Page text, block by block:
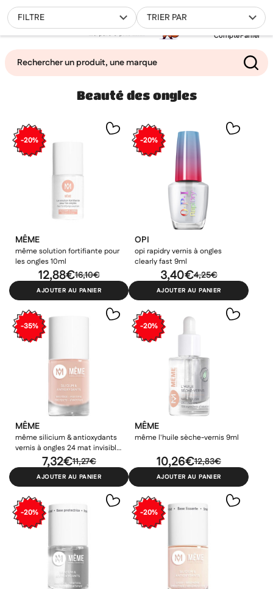
Compte
0
Panier
Filtrer
TRIER PAR
FILTRE
Beauté des ongles
-20%
MÊME
même solution fortifiante pour
les ongles 10ml
16,10€
12,88€
AJOUTER AU PANIER
-20%
OPI
opi rapidry vernis à ongles
clearly fast 9ml
4,25€
3,40€
AJOUTER AU PANIER
-35%
MÊME
même silicium & antioxydants
vernis à ongles 24 mat invisible
11,27€
7,32€
AJOUTER AU PANIER
-20%
MÊME
même l'huile sèche-vernis 9ml
12,83€
10,26€
AJOUTER AU PANIER
-20% -20%